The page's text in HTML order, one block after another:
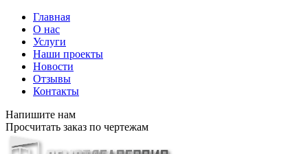
Главная
О нас
Услуги
Наши проекты
Новости
Отзывы
Контакты
Напишите нам
Просчитать заказ по чертежам